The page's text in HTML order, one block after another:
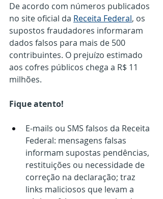
De acordo com números publicados
no site oficial da Receita Federal, os
supostos fraudadores informaram
dados falsos para mais de 500
contribuintes. O prejuízo estimado
aos cofres públicos chega a R$ 11
milhões.
Fique atento!
E-mails ou SMS falsos da Receita
Federal: mensagens falsas
informam supostas pendências,
restituições ou necessidade de
correção na declaração; traz
links maliciosos que levam a